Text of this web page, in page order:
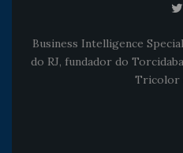
Business Intelligence
do RJ, fundador do
Tricolor